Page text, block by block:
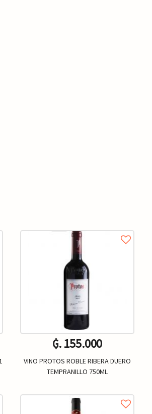
₲. 155.000
VINO PROTOS ROBLE RIBERA DUERO
TEMPRANILLO 750ML